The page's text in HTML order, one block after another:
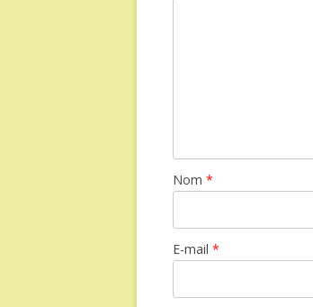
Nom *
E-mail *